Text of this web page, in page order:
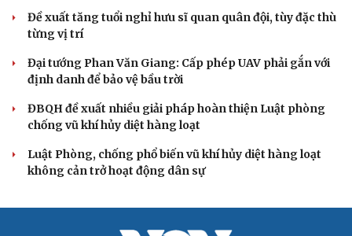
Đối ngoại linh hoạt dựa trên nền tảng chính trị
vững chắc
Điểm mới đột phá trong Chỉ thị số 07 về thực hành tư
tưởng, phong cách Hồ Chí Minh
Đảng ủy các cơ quan Đảng Trung ương xây dựng phần
mềm đánh giá cán bộ theo KPI
Đồng chí Trần Cẩm Tú: Bộ chỉ số đánh giá công việc
phải đo được kết quả thực chất
Bộ Chính trị: Giải thể hội quần chúng hoạt động kém